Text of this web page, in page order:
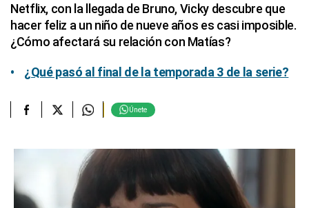
Netflix, con la llegada de Bruno, Vicky descubre que
hacer feliz a un niño de nueve años es casi imposible.
¿Cómo afectará su relación con Matías?
¿Qué pasó al final de la temporada 3 de la serie?
Únete